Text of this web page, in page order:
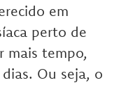
em
perto de
mais tempo,
Ou seja, o